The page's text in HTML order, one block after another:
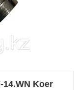
14.WN Koer